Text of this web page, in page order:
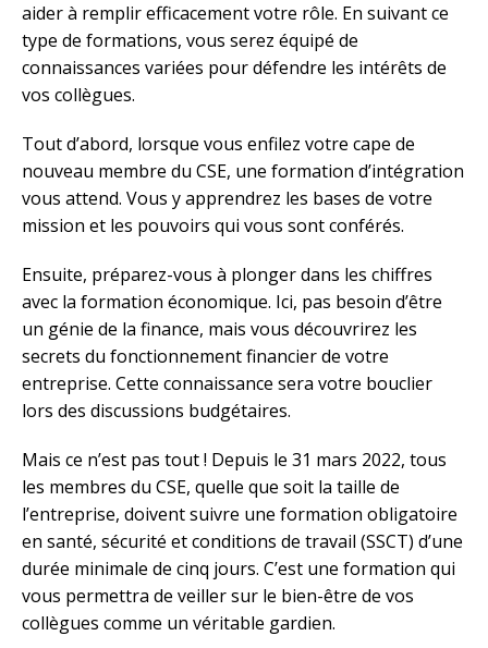
aider à remplir efficacement votre rôle. En suivant ce
type de formations, vous serez équipé de
connaissances variées pour défendre les intérêts de
vos collègues.
Tout d’abord, lorsque vous enfilez votre cape de
nouveau membre du CSE, une formation d’intégration
vous attend. Vous y apprendrez les bases de votre
mission et les pouvoirs qui vous sont conférés.
Ensuite, préparez-vous à plonger dans les chiffres
avec la formation économique. Ici, pas besoin d’être
un génie de la finance, mais vous découvrirez les
secrets du fonctionnement financier de votre
entreprise. Cette connaissance sera votre bouclier
lors des discussions budgétaires.
Mais ce n’est pas tout ! Depuis le 31 mars 2022, tous
les membres du CSE, quelle que soit la taille de
l’entreprise, doivent suivre une formation obligatoire
en santé, sécurité et conditions de travail (SSCT) d’une
durée minimale de cinq jours. C’est une formation qui
vous permettra de veiller sur le bien-être de vos
collègues comme un véritable gardien.